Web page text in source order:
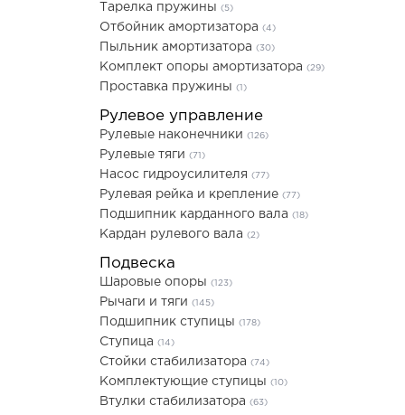
Тарелка пружины (5)
Отбойник амортизатора (4)
Пыльник амортизатора (30)
Комплект опоры амортизатора (29)
Проставка пружины (1)
Рулевое управление
Рулевые наконечники (126)
Рулевые тяги (71)
Насос гидроусилителя (77)
Рулевая рейка и крепление (77)
Подшипник карданного вала (18)
Кардан рулевого вала (2)
Подвеска
Шаровые опоры (123)
Рычаги и тяги (145)
Подшипник ступицы (178)
Ступица (14)
Стойки стабилизатора (74)
Комплектующие ступицы (10)
Втулки стабилизатора (63)